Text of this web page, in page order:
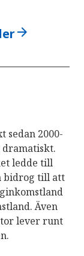
arrow_forward
sedan 2000-
ledde till
bidrog till att
Även
lever runt